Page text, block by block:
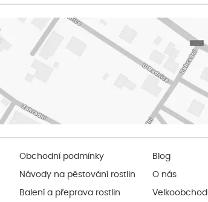
Obchodní podmínky
Návody na pěstování rostlin
Balení a přeprava rostlin
Blog
O nás
Velkoobchod